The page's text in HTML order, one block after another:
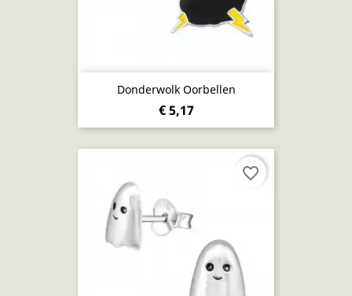
Donderwolk Oorbellen
€ 5,17
favorite_border